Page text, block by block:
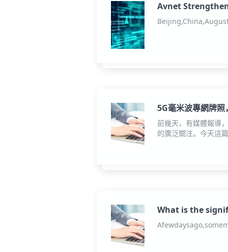
Avnet
5G毫米波專網牌照
前幾天，有媒體報導
的廣泛關注。今天這
What is the